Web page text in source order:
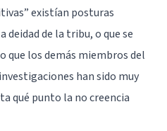
existían posturas
deidad de la tribu, o que se
que los demás miembros del
han sido muy
qué punto la no creencia